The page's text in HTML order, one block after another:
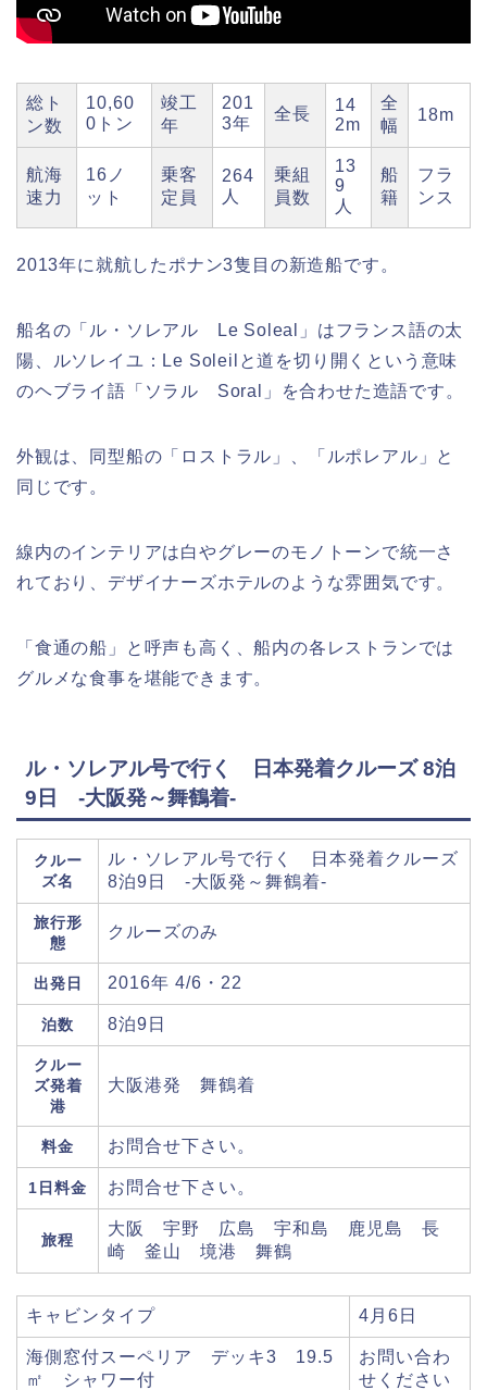
総ト
ン数
10,60
0トン
竣工
年
201
3年
全長
14
2m
全
幅
18m
航海
速力
16ノ
ット
乗客
定員
264
人
乗組
員数
13
9
人
船
籍
フラ
ンス
2013年に就航したポナン3隻目の新造船です。
船名の「ル・ソレアル Le Soleal」はフランス語の太
陽、ルソレイユ：Le Soleilと道を切り開くという意味
のヘブライ語「ソラル Soral」を合わせた造語です。
外観は、同型船の「ロストラル」、「ルポレアル」と
同じです。
線内のインテリアは白やグレーのモノトーンで統一さ
れており、デザイナーズホテルのような雰囲気です。
「食通の船」と呼声も高く、船内の各レストランでは
グルメな食事を堪能できます。
ル・ソレアル号で行く 日本発着クルーズ 8泊
9日 -大阪発～舞鶴着-
クルー
ズ名
ル・ソレアル号で行く 日本発着クルーズ
8泊9日 -大阪発～舞鶴着-
旅行形
態
クルーズのみ
出発日 2016年 4/6・22
泊数 8泊9日
クルー
ズ発着
港
大阪港発 舞鶴着
料金 お問合せ下さい。
1日料金 お問合せ下さい。
旅程
大阪 宇野 広島 宇和島 鹿児島 長
崎 釜山 境港 舞鶴
キャビンタイプ 4月6日
海側窓付スーペリア デッキ3 19.5
㎡ シャワー付
お問い合わ
せください